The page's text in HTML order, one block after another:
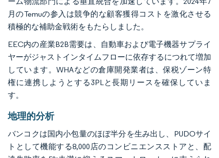
月のTemuの参入は競争的な顧客獲得コストを激化させる
積極的な補助金戦術をもたらしました。
EEC内の産業B2B需要は、自動車および電子機器サプライ
ヤーがジャストインタイムフローに依存するにつれて増加
しています。WHAなどの倉庫開発業者は、保税ゾーン特
権に連携しようとする3PLと長期リースを確保していま
す。
地理的分析
バンコクは国内小包量のほぼ半分を生み出し、PUDOサイ
トとして機能する8,000店のコンビニエンスストアと、配